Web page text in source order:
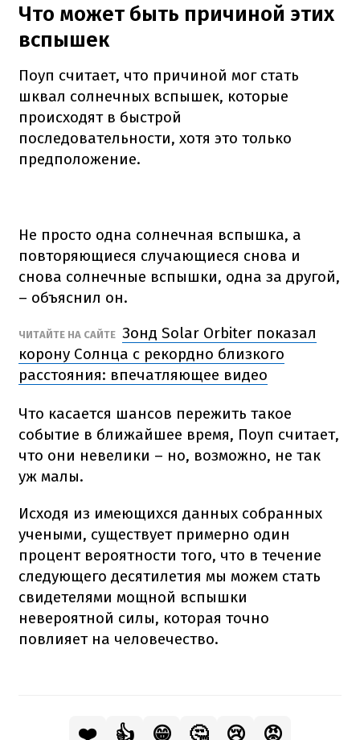
Что может быть причиной этих
вспышек
Поуп считает, что причиной мог стать
шквал солнечных вспышек, которые
происходят в быстрой
последовательности, хотя это только
предположение.
Не просто одна солнечная вспышка, а
повторяющиеся случающиеся снова и
снова солнечные вспышки, одна за другой,
– объяснил он.
ЧИТАЙТЕ НА САЙТЕ Зонд Solar Orbiter показал
корону Солнца с рекордно близкого
расстояния: впечатляющее видео
Что касается шансов пережить такое
событие в ближайшее время, Поуп считает,
что они невелики – но, возможно, не так
уж малы.
Исходя из имеющихся данных собранных
учеными, существует примерно один
процент вероятности того, что в течение
следующего десятилетия мы можем стать
свидетелями мощной вспышки
невероятной силы, которая точно
повлияет на человечество.
❤️ 👍 😁 🤔 😢 😡